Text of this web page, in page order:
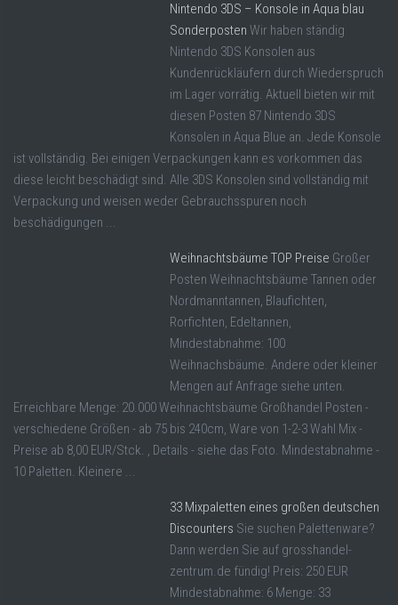
Nintendo 3DS – Konsole in Aqua blau
Sonderposten Wir haben ständig
Nintendo 3DS Konsolen aus
Kundenrückläufern durch Wiederspruch
im Lager vorrätig. Aktuell bieten wir mit
diesen Posten 87 Nintendo 3DS
Konsolen in Aqua Blue an. Jede Konsole
ist vollständig. Bei einigen Verpackungen kann es vorkommen das
diese leicht beschädigt sind. Alle 3DS Konsolen sind vollständig mit
Verpackung und weisen weder Gebrauchsspuren noch
beschädigungen ...
Weihnachtsbäume TOP Preise Großer
Posten Weihnachtsbäume Tannen oder
Nordmanntannen, Blaufichten,
Rorfichten, Edeltannen,
Mindestabnahme: 100
Weihnachsbäume. Andere oder kleiner
Mengen auf Anfrage siehe unten.
Erreichbare Menge: 20.000 Weihnachtsbäume Großhandel Posten -
verschiedene Größen - ab 75 bis 240cm, Ware von 1-2-3 Wahl Mix -
Preise ab 8,00 EUR/Stck. , Details - siehe das Foto. Mindestabnahme -
10 Paletten. Kleinere ...
33 Mixpaletten eines großen deutschen
Discounters Sie suchen Palettenware?
Dann werden Sie auf grosshandel-
zentrum.de fündig! Preis: 250 EUR
Mindestabnahme: 6 Menge: 33